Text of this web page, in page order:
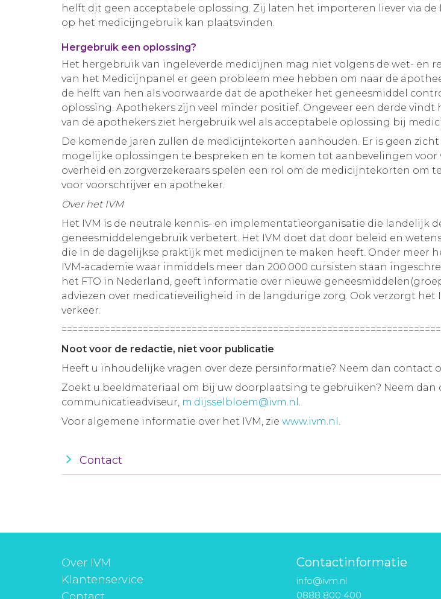
helft dit geen acceptabele oplossing. Zij laten het importeren liever via
op het medicijngebruik kan plaatsvinden.
Hergebruik een oplossing?
Het hergebruik van ingeleverde medicijnen mag niet volgens de wet- en
van het Medicijnpanel er geen probleem mee hebben om naar de
de helft van hen als voorwaarde dat de apotheker het geneesmiddel
oplossing. Apothekers zijn veel minder positief. Ongeveer een derde
van de apothekers ziet hergebruik wel als acceptabele oplossing bij
De komende jaren zullen de medicijntekorten aanhouden. Er is geen
mogelijke oplossingen te bespreken en te komen tot aanbevelingen
overheid en zorgverzekeraars spelen een rol om de medicijntekorten om
voor voorschrijver en apotheker.
Over het IVM
Het IVM is de neutrale kennis- en implementatieorganisatie die landelijk
geneesmiddelengebruik verbetert. Het IVM doet dat door beleid en
die in de dagelijkse praktijk met medicijnen te maken heeft. Onder meer
IVM-academie waar inmiddels meer dan 200.000 cursisten staan
het FTO in Nederland, geeft informatie over nieuwe
adviezen over medicatieveiligheid in de langdurige zorg. Ook verzorgt
verkeer.
Noot voor de redactie, niet voor publicatie
Heeft u inhoudelijke vragen over deze persinformatie? Neem dan contact
Zoekt u beeldmateriaal om bij uw doorplaatsing te gebruiken? Neem
communicatieadviseur, m.dijsselbloem@ivm.nl .
Voor algemene informatie over het IVM, zie www.ivm.nl .
Contact
Over IVM
Klantenservice
Contactinformatie
info@ivm.nl
0888 800 400